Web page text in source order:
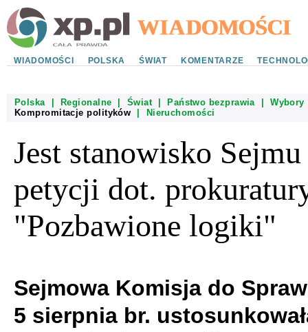
WIADOMOŚCI POLSKA ŚWIAT KOMENTARZE
Polska| Regionalne Świat| Państwo bezprawia|Wybory
Kompromitacje polityków
Nieruchomości
Jest stanowisko
petycji dot.
"Pozbawione logiki"
Sejmowa Komisja do
5 sierpnia br.